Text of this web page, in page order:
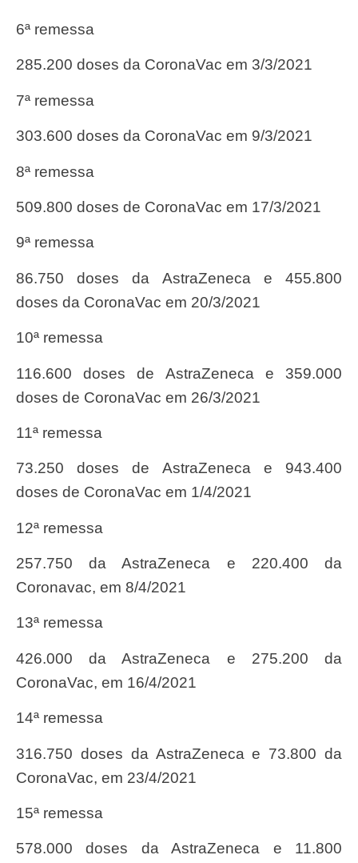
6ª remessa
285.200 doses da CoronaVac em 3/3/2021
7ª remessa
303.600 doses da CoronaVac em 9/3/2021
8ª remessa
509.800 doses de CoronaVac em 17/3/2021
9ª remessa
86.750 doses da AstraZeneca e 455.800
doses da CoronaVac em 20/3/2021
10ª remessa
116.600 doses de AstraZeneca e 359.000
doses de CoronaVac em 26/3/2021
11ª remessa
73.250 doses de AstraZeneca e 943.400
doses de CoronaVac em 1/4/2021
12ª remessa
257.750 da AstraZeneca e 220.400 da
Coronavac, em 8/4/2021
13ª remessa
426.000 da AstraZeneca e 275.200 da
CoronaVac, em 16/4/2021
14ª remessa
316.750 doses da AstraZeneca e 73.800 da
CoronaVac, em 23/4/2021
15ª remessa
578.000 doses da AstraZeneca e 11.800